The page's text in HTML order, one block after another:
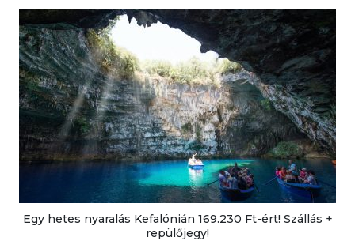
Egy hetes nyaralás Kefalónián 169.230 Ft-ért! Szállás +
repülőjegy!